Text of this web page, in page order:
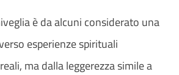
è da alcuni considerato una
esperienze spirituali
ma dalla leggerezza simile a